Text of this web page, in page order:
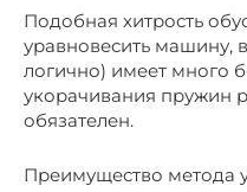
Подобная хитрость
уравновесить машину,
логично) имеет много
укорачивания пружин
обязателен.
Преимущество метода